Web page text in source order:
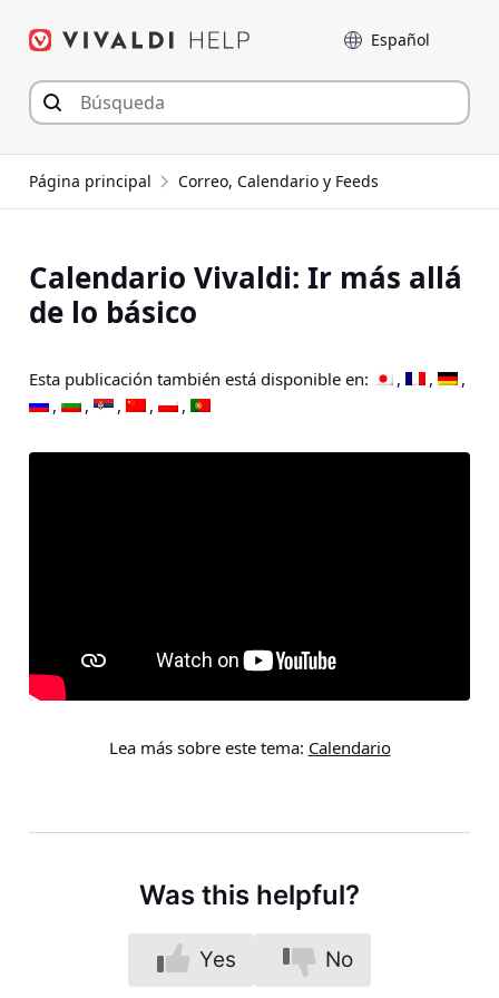
Language
Página principal Correo, Calendario y Feeds
Calendario Vivaldi: Ir más allá
de lo básico
Esta publicación también está disponible en:
Lea más sobre este tema: Calendario
Was this helpful?
Yes No